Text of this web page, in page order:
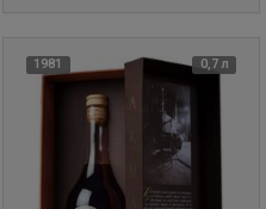
1981 0,7 л